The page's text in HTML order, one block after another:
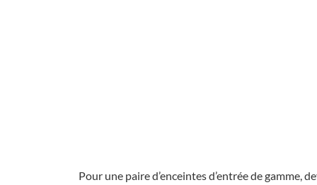
Pour une paire d’enceintes d’entrée de gamme,